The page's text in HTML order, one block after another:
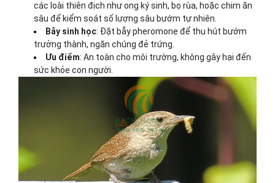
các loài thiên địch như ong ký sinh, bọ rùa, hoặc chim ăn
sâu để kiểm soát số lượng sâu bướm tự nhiên.
Bẫy sinh học: Đặt bẫy pheromone để thu hút bướm
trưởng thành, ngăn chúng đẻ trứng.
Ưu điểm: An toàn cho môi trường, không gây hại đến
sức khỏe con người.